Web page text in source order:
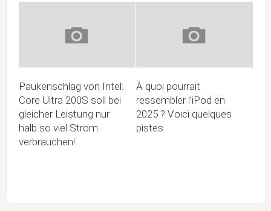
Paukenschlag von Intel:
Core Ultra 200S soll bei
gleicher Leistung nur
halb so viel Strom
verbrauchen!
À quoi pourrait
ressembler l’iPod en
2025 ? Voici quelques
pistes